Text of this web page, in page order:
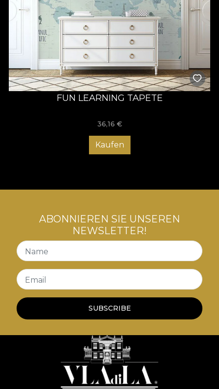
FUN LEARNING TAPETE
36,16 €
Kaufen
ABONNIEREN SIE UNSEREN
NEWSLETTER!
Name
Email
SUBSCRIBE